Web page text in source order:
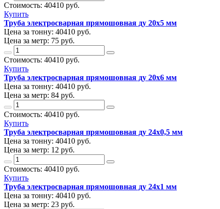
Стоимость: 40410 руб.
Купить
Труба электросварная прямошовная ду 20х5 мм
Цена за тонну: 40410 руб.
Цена за метр: 75 руб.
Стоимость: 40410 руб.
Купить
Труба электросварная прямошовная ду 20х6 мм
Цена за тонну: 40410 руб.
Цена за метр: 84 руб.
Стоимость: 40410 руб.
Купить
Труба электросварная прямошовная ду 24х0,5 мм
Цена за тонну: 40410 руб.
Цена за метр: 12 руб.
Стоимость: 40410 руб.
Купить
Труба электросварная прямошовная ду 24х1 мм
Цена за тонну: 40410 руб.
Цена за метр: 23 руб.